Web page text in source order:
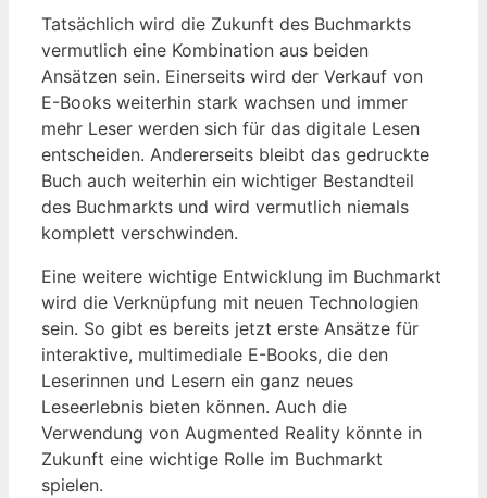
Tatsächlich wird die Zukunft des Buchmarkts
vermutlich eine Kombination aus beiden
Ansätzen sein. Einerseits wird der Verkauf von
E-Books weiterhin stark wachsen und immer
mehr Leser werden sich für das digitale Lesen
entscheiden. Andererseits bleibt das gedruckte
Buch auch weiterhin ein wichtiger Bestandteil
des Buchmarkts und wird vermutlich niemals
komplett verschwinden.
Eine weitere wichtige Entwicklung im Buchmarkt
wird die Verknüpfung mit neuen Technologien
sein. So gibt es bereits jetzt erste Ansätze für
interaktive, multimediale E-Books, die den
Leserinnen und Lesern ein ganz neues
Leseerlebnis bieten können. Auch die
Verwendung von Augmented Reality könnte in
Zukunft eine wichtige Rolle im Buchmarkt
spielen.